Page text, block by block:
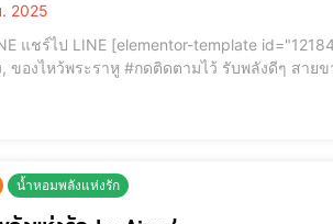
. 2025
าวย้ายครั้งใหญ่, ของ
สายขาว #มั่นใจฮวงจุ้ยมั่นใจอาจารย์เมย์ . ยินดีด้วยนะคะ สำหรับ6ราศี เมษ พฤษภ
น้ำหอมพลังแห่งรัก